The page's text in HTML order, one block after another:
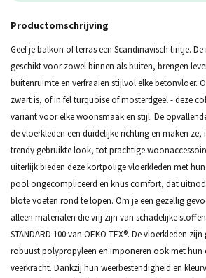
Productomschrijving
Geef je balkon of terras een Scandinavisch tintje.
geschikt voor zowel binnen als buiten, brengen
buitenruimte en verfraaien stijlvol elke betonvloer.
zwart is, of in fel turquoise of mosterdgeel - deze
variant voor elke woonsmaak en stijl. De
de vloerkleden een duidelijke richting en maken
trendy gebruikte look, tot prachtige
uiterlijk bieden deze kortpolige vloerkleden met
pool ongecompliceerd en knus comfort, dat
blote voeten rond te lopen. Om je een gezellig
alleen materialen die vrij zijn van schadelijke
STANDARD 100 van OEKO-TEX®. De vloerkleden
robuust polypropyleen en imponeren ook met hun
veerkracht. Dankzij hun weerbestendigheid en